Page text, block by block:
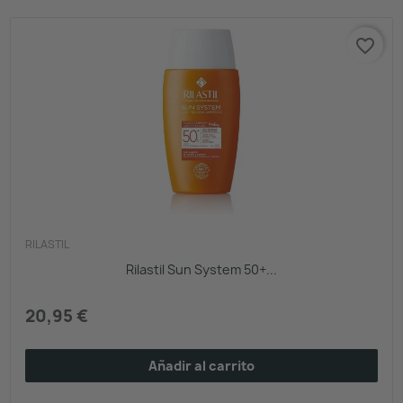
RILASTIL
Rilastil Sun System 50+...
20,95 €
Añadir al carrito
favorite_border